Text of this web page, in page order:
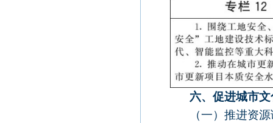
六、促进城市
（一）推进资